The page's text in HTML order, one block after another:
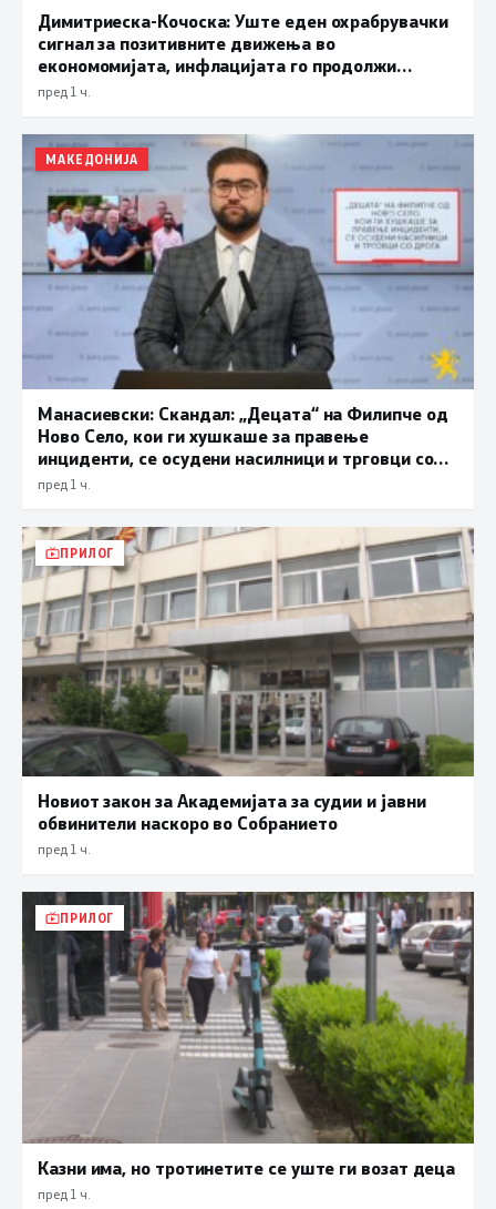
Димитриеска-Кочоска: Уште еден охрабрувачки
сигнал за позитивните движења во
економомијата, инфлацијата го продолжи
трендот на намалување и во јули изнесува 2,3
пред 1 ч.
МАКЕДОНИЈА
Манасиевски: Скандал: „Децата“ на Филипче од
Ново Село, кои ги хушкаше за правење
инциденти, се осудени насилници и трговци со
дрога
пред 1 ч.
ПРИЛОГ
Новиот закон за Академијата за судии и јавни
обвинители наскоро во Собранието
пред 1 ч.
ПРИЛОГ
Казни има, но тротинетите се уште ги возат деца
пред 1 ч.